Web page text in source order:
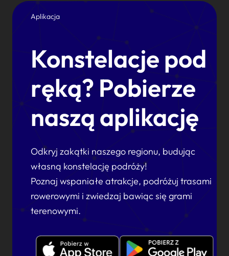
Aplikacja
Konstelacje pod
ręką? Pobierze
naszą aplikację
Odkryj zakątki naszego regionu, budując
własną konstelację podróży!
Poznaj wspaniałe atrakcje, podróżuj trasami
rowerowymi i zwiedzaj bawiąc się grami
terenowymi.